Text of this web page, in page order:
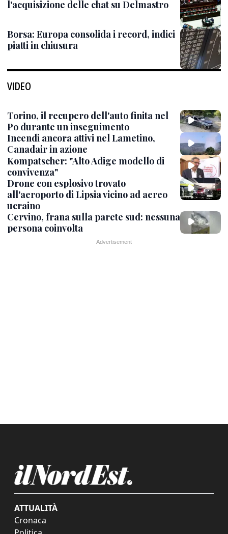
l'acquisizione delle chat su Delmastro
Borsa: Europa consolida i record, indici
piatti in chiusura
VIDEO
Torino, il recupero dell'auto finita nel
Po durante un inseguimento
Incendi ancora attivi nel Lametino,
Canadair in azione
Kompatscher: "Alto Adige modello di
convivenza"
Drone con esplosivo trovato
all'aeroporto di Lipsia vicino ad aereo
ucraino
Cervino, frana sulla parete sud: nessuna
persona coinvolta
ATTUALITÀ
Cronaca